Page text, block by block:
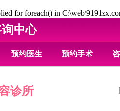
for foreach() in
中心
预约医生 预约手术
诊所